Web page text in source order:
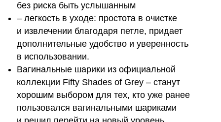
без риска быть услышанным
– легкость в уходе: простота в очистке
и извлечении благодаря петле, придает
дополнительные удобство и уверенность
в использовании.
Вагинальные шарики из официальной
коллекции Fifty Shades of Grey – станут
хорошим выбором для тех, кто уже ранее
пользовался вагинальными шариками